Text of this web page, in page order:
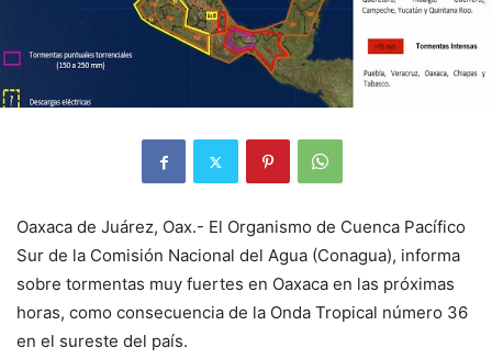
Oaxaca de Juárez, Oax.- El Organismo de Cuenca Pacífico
Sur de la Comisión Nacional del Agua (Conagua), informa
sobre tormentas muy fuertes en Oaxaca en las próximas
horas, como consecuencia de la Onda Tropical número 36
en el sureste del país.